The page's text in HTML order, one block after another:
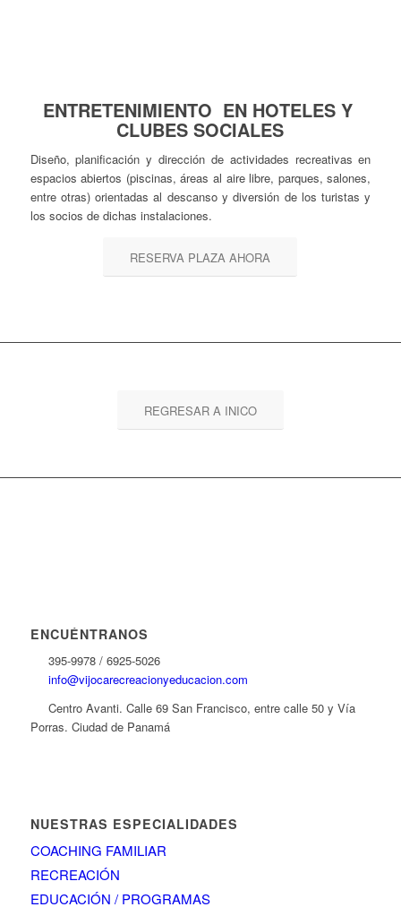
ENTRETENIMIENTO EN HOTELES Y
CLUBES SOCIALES
Diseño, planificación y dirección de actividades recreativas en
espacios abiertos (piscinas, áreas al aire libre, parques, salones,
entre otras) orientadas al descanso y diversión de los turistas y
los socios de dichas instalaciones.
RESERVA PLAZA AHORA
REGRESAR A INICO
ENCUÉNTRANOS
395-9978 / 6925-5026
info@vijocarecreacionyeducacion.com
Centro Avanti. Calle 69 San Francisco, entre calle 50 y Vía
Porras. Ciudad de Panamá
NUESTRAS ESPECIALIDADES
COACHING FAMILIAR
RECREACIÓN
EDUCACIÓN / PROGRAMAS